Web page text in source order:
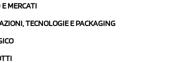
MERCATI
TECNOLOGIE E PACKAGING